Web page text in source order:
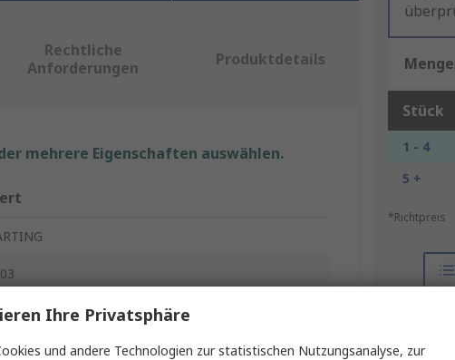
Stück
1 - 4
5 +
*Richtpreis
Rechtliche
Anforderungen
Produktdetails
mehrere Eigenschaften auswählen.
Betätigungselementkabel
Ihre Privatsphäre
und andere Technologien zur statistischen Nutzungsanalyse, zur